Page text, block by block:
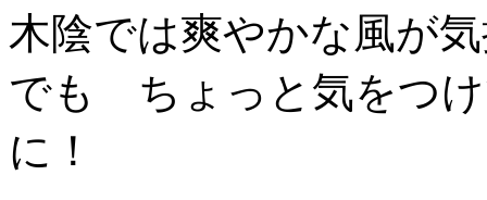
木陰では爽やかな風が
でも ちょっと気をつ
に！